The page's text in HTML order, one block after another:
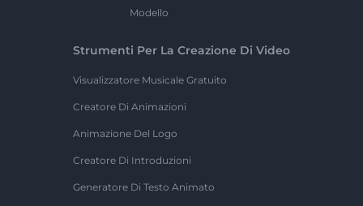
Modello
Strumenti Per La Creazione Di Video
Visualizzatore Musicale Gratuito
Creatore Di Animazioni
Animazione Del Logo
Creatore Di Introduzioni
Generatore Di Testo Animato